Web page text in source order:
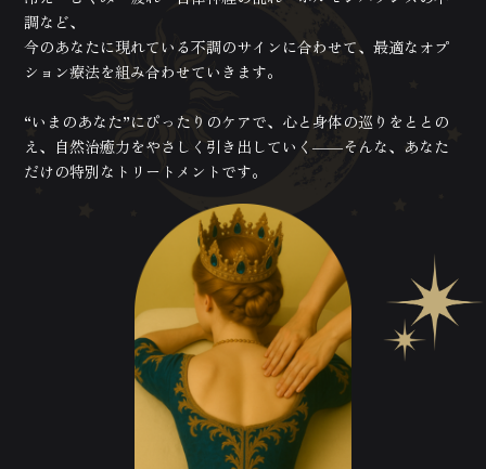
調など、
今のあなたに現れている不調のサインに合わせて、最適なオプ
ション療法を組み合わせていきます。
“いまのあなた”にぴったりのケアで、心と身体の巡りをととの
え、自然治癒力をやさしく引き出していく――そんな、あなた
だけの特別なトリートメントです。